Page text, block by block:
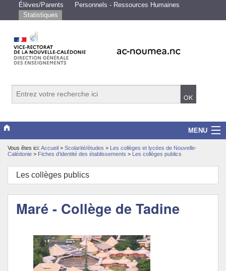
Élèves/Parents
Personnels - Ressources Humaines
Statistiques
MENU
Vice-rectorat
Scolarité/études
Enseignements
Politique Éducative
Vous êtes ici: Accueil > Scolarité/études > Les collèges et lycées de Nouvelle-
Calédonie > Fiches d’identité des établissements > Les collèges publics
Les collèges publics
Maré - Collège de Tadine